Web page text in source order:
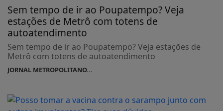
Sem tempo de ir ao Poupatempo? Veja
estações de Metrô com totens de
autoatendimento
Sem tempo de ir ao Poupatempo? Veja estações de
Metrô com totens de autoatendimento
JORNAL METROPOLITANO...